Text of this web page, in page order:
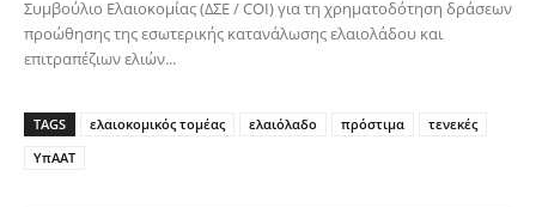
Συμβούλιο Ελαιοκομίας (ΔΣΕ / COI) για τη χρηματοδότηση δράσεων
προώθησης της εσωτερικής κατανάλωσης ελαιολάδου και
επιτραπέζιων ελιών...
TAGS ελαιοκομικός τομέας ελαιόλαδο πρόστιμα
τενεκές
ΥπΑΑΤ